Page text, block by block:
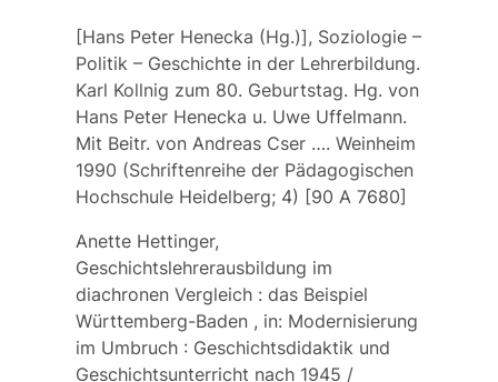
[Hans Peter Henecka (Hg.)], Soziologie –
Politik – Geschichte in der Lehrerbildung.
Karl Kollnig zum 80. Geburtstag. Hg. von
Hans Peter Henecka u. Uwe Uffelmann.
Mit Beitr. von Andreas Cser …. Weinheim
1990 (Schriftenreihe der Pädagogischen
Hochschule Heidelberg; 4) [90 A 7680]
Anette Hettinger,
Geschichtslehrerausbildung im
diachronen Vergleich : das Beispiel
Württemberg-Baden , in: Modernisierung
im Umbruch : Geschichtsdidaktik und
Geschichtsunterricht nach 1945 /